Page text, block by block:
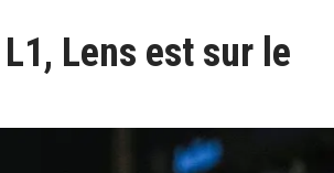
Lens est sur le